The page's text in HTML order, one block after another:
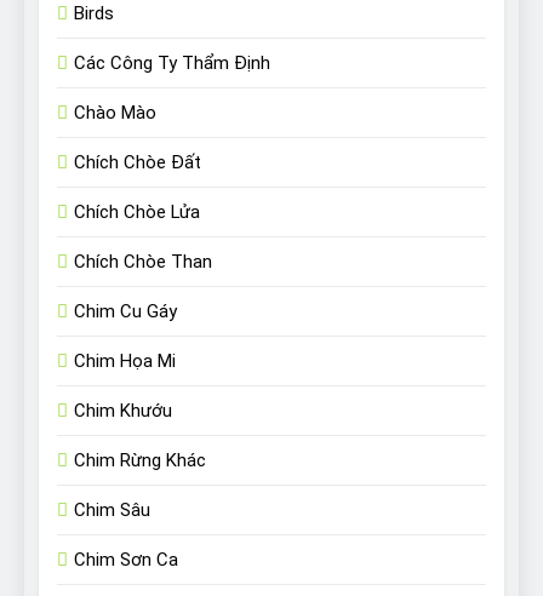
Birds
Các Công Ty Thẩm Định
Chào Mào
Chích Chòe Đất
Chích Chòe Lửa
Chích Chòe Than
Chim Cu Gáy
Chim Họa Mi
Chim Khướu
Chim Rừng Khác
Chim Sâu
Chim Sơn Ca